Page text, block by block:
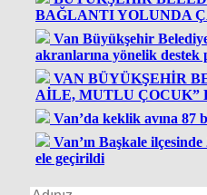
BAĞLANTI YOLUNDA
Van Büyükşehir
akranlarına yönelik destek
VAN BÜYÜKŞEHİR
AİLE, MUTLU ÇOCUK”
Van’da keklik avına 87
Van’ın Başkale
ele geçirildi